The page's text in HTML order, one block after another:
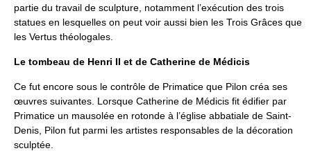
partie du travail de sculpture, notamment l’exécution des trois
statues en lesquelles on peut voir aussi bien les Trois Grâces que
les Vertus théologales.
Le tombeau de Henri II et de Catherine de Médicis
Ce fut encore sous le contrôle de Primatice que Pilon créa ses
œuvres suivantes. Lorsque Catherine de Médicis fit édifier par
Primatice un mausolée en rotonde à l’église abbatiale de Saint-
Denis, Pilon fut parmi les artistes responsables de la décoration
sculptée.